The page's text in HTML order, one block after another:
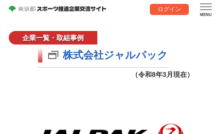
ログイン
企業一覧・取組事例
株式会社ジャルパック
（令和8年3月現在）